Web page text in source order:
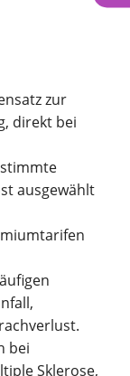
zur
direkt bei
ausgewählt
bei
Sklerose,